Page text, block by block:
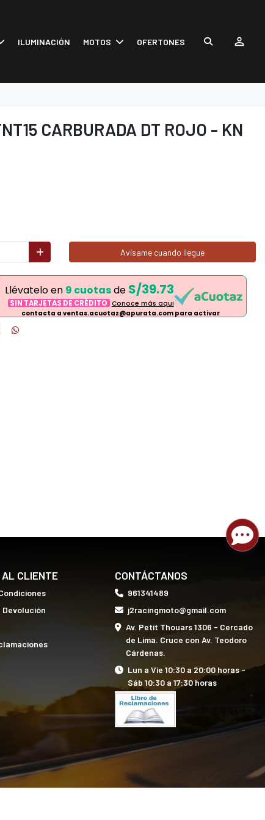
ILUMINACIÓN MOTOS OFERTONES
CARBURADA DT ROJO - KN
Avísame cuando llegue
Llévatelo en 9 cuotasde S/39.73
SIN TARJETAS DE CRÉDITO Conoce más aqui
contacta a ventas.acuotaz@apurata.com para activar
AL CLIENTE CONTÁCTANOS
961341489
j2racingmoto@gmail.com
Av. Petit Thouars 1306 - Cercado
de Lima. Cruce con Av. Teodoro
Cárdenas.
Lun a Vie 10:30 a 20:00 horas -
Sáb 10:30 a 17:30 horas